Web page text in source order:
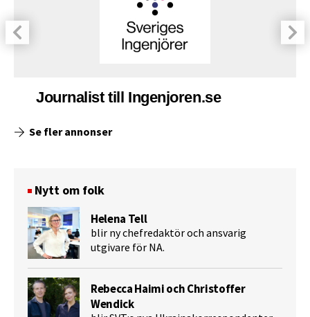
Journalist till Ingenjoren.se
Se fler annonser
Nytt om folk
Helena Tell
blir ny chefredaktör och ansvarig
utgivare för NA.
Rebecca Haimi och Christoffer
Wendick